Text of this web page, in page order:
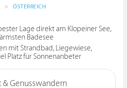
> ÖSTERREICH
Lage direkt am Klopeiner See,
Badesee
mit Strandbad, Liegewiese,
Platz für Sonnenanbeter
Genusswandern